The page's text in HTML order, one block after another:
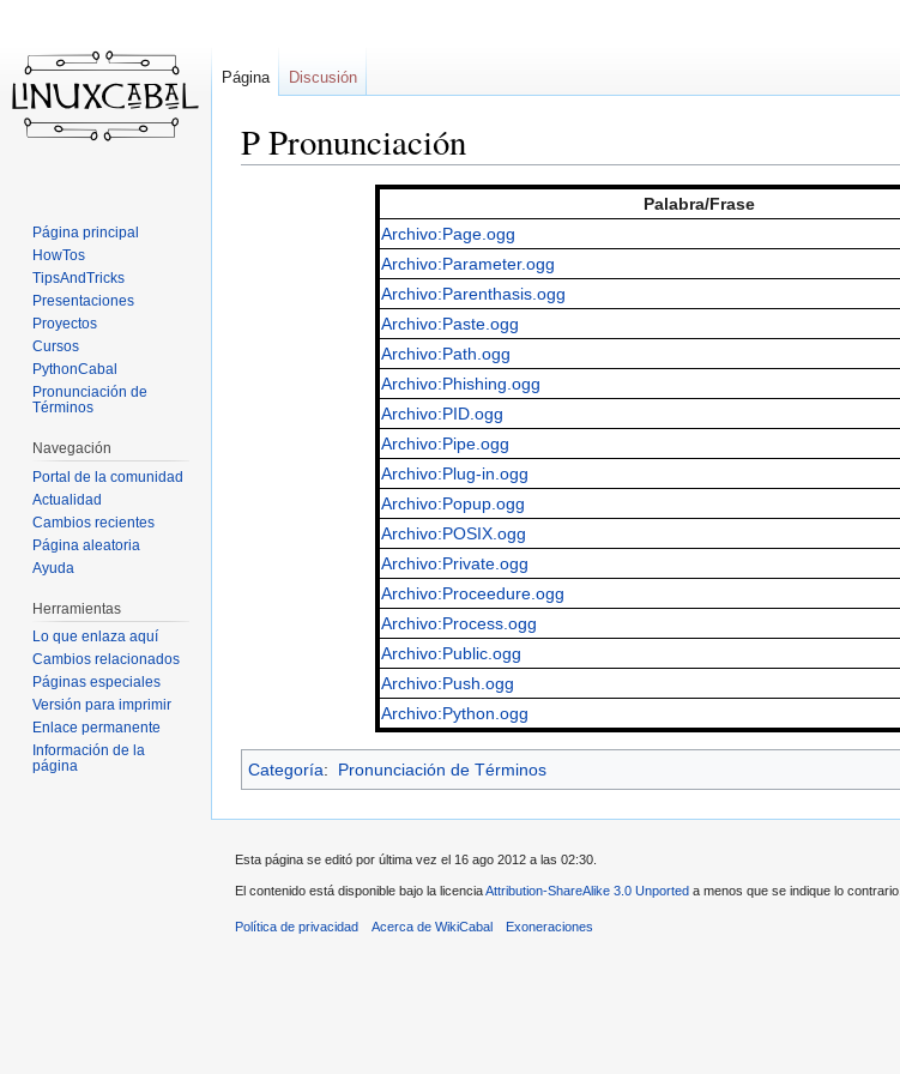
P Pronunciación
Palabra/Frase
Archivo:Page.ogg
Archivo:Parameter.ogg
Archivo:Parenthasis.ogg
Archivo:Paste.ogg
Archivo:Path.ogg
Archivo:Phishing.ogg
Archivo:PID.ogg
Archivo:Pipe.ogg
Archivo:Plug-in.ogg
Archivo:Popup.ogg
Archivo:POSIX.ogg
Archivo:Private.ogg
Archivo:Proceedure.ogg
Archivo:Process.ogg
Archivo:Public.ogg
Archivo:Push.ogg
Archivo:Python.ogg
Categoría: Pronunciación de Términos
Página Discusión
Página principal
HowTos
TipsAndTricks
Presentaciones
Proyectos
Cursos
PythonCabal
Pronunciación de
Términos
Navegación
Portal de la comunidad
Actualidad
Cambios recientes
Página aleatoria
Ayuda
Herramientas
Lo que enlaza aquí
Cambios relacionados
Páginas especiales
Versión para imprimir
Enlace permanente
Información de la
página
Esta página se editó por última vez el 16 ago 2012 a las 02:30.
El contenido está disponible bajo la licenciaAttribution-ShareAlike 3.0 Unported a menos que se indique lo contrario.
Política de privacidad Acerca de WikiCabal Exoneraciones